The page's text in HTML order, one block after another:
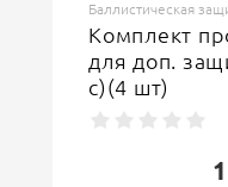
Баллистическая
Комплект
для доп.
с)(4 шт)